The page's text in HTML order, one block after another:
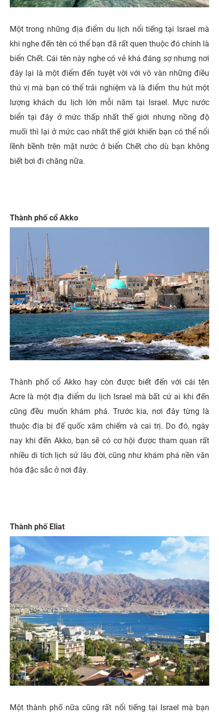
Một trong những địa điểm du lịch nổi tiếng tại Israel mà
khi nghe đến tên có thể bạn đã rất quen thuộc đó chính là
biển Chết. Cái tên này nghe có vẻ khá đáng sợ nhưng nơi
đây lại là một điểm đến tuyệt vời với vô vàn những điều
thú vị mà bạn có thể trải nghiệm và là điểm thu hút một
lượng khách du lịch lớn mỗi năm tại Israel. Mực nước
biển tại đây ở mức thấp nhất thế giới nhưng nồng độ
muối thì lại ở mức cao nhất thế giới khiến bạn có thể nổi
lềnh bềnh trên mặt nước ở biển Chết cho dù bạn không
biết bơi đi chăng nữa.
Thành phố cổ Akko
Thành phố cổ Akko hay còn được biết đến với cái tên
Acre là một địa điểm du lịch Israel mà bất cứ ai khi đến
cũng đều muốn khám phá. Trước kia, nơi đây từng là
thuộc địa bị đế quốc xâm chiếm và cai trị. Do đó, ngày
nay khi đến Akko, bạn sẽ có cơ hội được tham quan rất
nhiều di tích lịch sử lâu đời, cũng như khám phá nền văn
hóa đặc sắc ở nơi đây.
Thành phố Eliat
Một thành phố nữa cũng rất nổi tiếng tại Israel mà bạn